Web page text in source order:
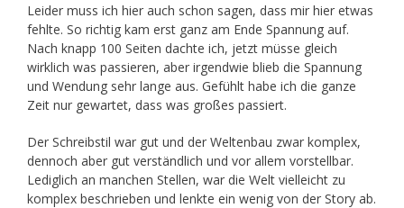
Leider muss ich hier auch schon sagen, dass mir hier etwas
fehlte. So richtig kam erst ganz am Ende Spannung auf.
Nach knapp 100 Seiten dachte ich, jetzt müsse gleich
wirklich was passieren, aber irgendwie blieb die Spannung
und Wendung sehr lange aus. Gefühlt habe ich die ganze
Zeit nur gewartet, dass was großes passiert.
Der Schreibstil war gut und der Weltenbau zwar komplex,
dennoch aber gut verständlich und vor allem vorstellbar.
Lediglich an manchen Stellen, war die Welt vielleicht zu
komplex beschrieben und lenkte ein wenig von der Story ab.